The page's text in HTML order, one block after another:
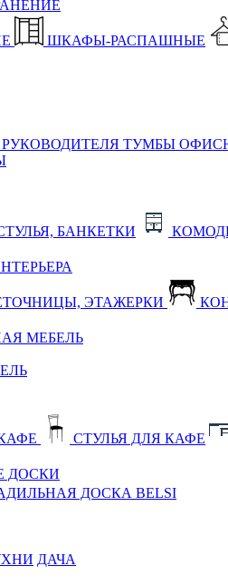
ШКАФЫ-РАСПАШНЫЕ
ТУМБЫ
БАНКЕТКИ
ЭТАЖЕРКИ
МЕБЕЛЬ
СТУЛЬЯ ДЛЯ КАФЕ
ДОСКИ
ДОСКА BELSI
ДАЧА